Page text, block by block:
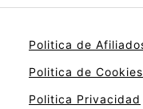
Politica de
Politica de Cookies
Politica Privacidad